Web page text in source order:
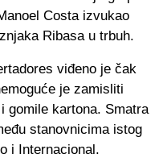
Costa izvukao
Ribasa u trbuh.
viđeno je čak
je zamisliti
gomile kartona. Smatra
stanovnicima istog
i Internacional.